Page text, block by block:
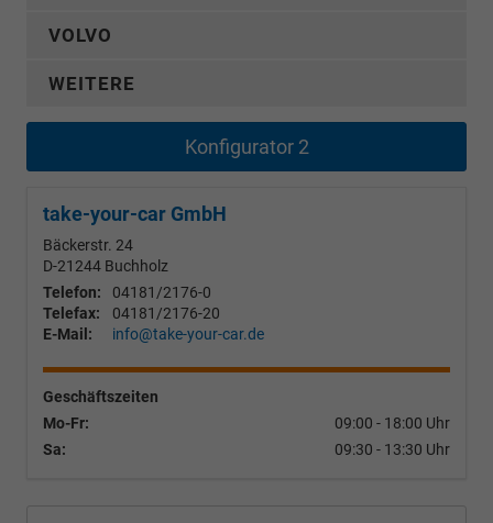
VOLVO
WEITERE
Konfigurator 2
take-your-car GmbH
Bäckerstr. 24
D-21244 Buchholz
Telefon:
04181/2176-0
Telefax:
04181/2176-20
E-Mail:
info@take-your-car.de
Geschäftszeiten
Mo-Fr:
09:00 - 18:00 Uhr
Sa:
09:30 - 13:30 Uhr